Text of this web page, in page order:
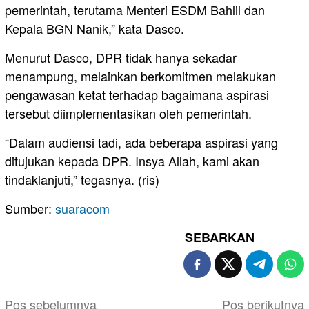
pemerintah, terutama Menteri ESDM Bahlil dan
Kepala BGN Nanik,” kata Dasco.
Menurut Dasco, DPR tidak hanya sekadar
menampung, melainkan berkomitmen melakukan
pengawasan ketat terhadap bagaimana aspirasi
tersebut diimplementasikan oleh pemerintah.
“Dalam audiensi tadi, ada beberapa aspirasi yang
ditujukan kepada DPR. Insya Allah, kami akan
tindaklanjuti,” tegasnya. (ris)
Sumber: suaracom
SEBARKAN
Pos sebelumnya
Pos berikutnya